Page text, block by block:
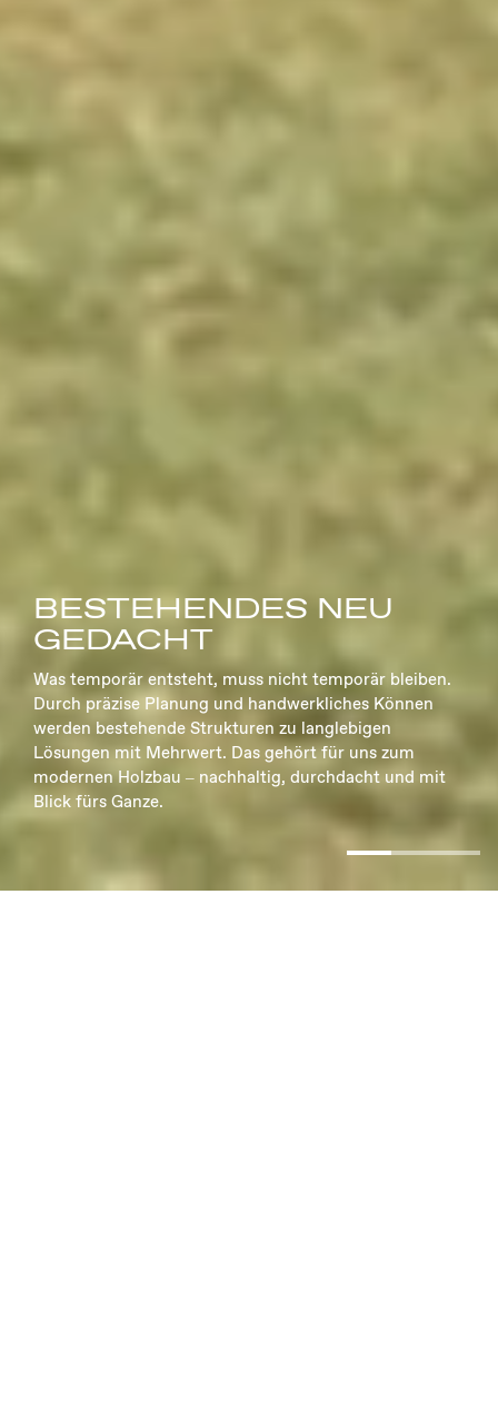
TRADITION TRIFFT
INNOVATION
Holz und Elementbau ist die Verbindung von Tradition,
Innovation und Handwerk. Wir bei Hoop Holzbau lieben
es, mit natürlichen Materialien zu arbeiten, Details
perfekt auszuführen und Bauwerke zu schaffen, die
funktional, nachhaltig und zeitlos sind.